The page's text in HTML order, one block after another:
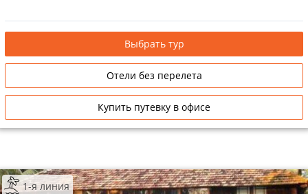
Выбрать тур
Отели без перелета
Купить путевку в офисе
1-я линия